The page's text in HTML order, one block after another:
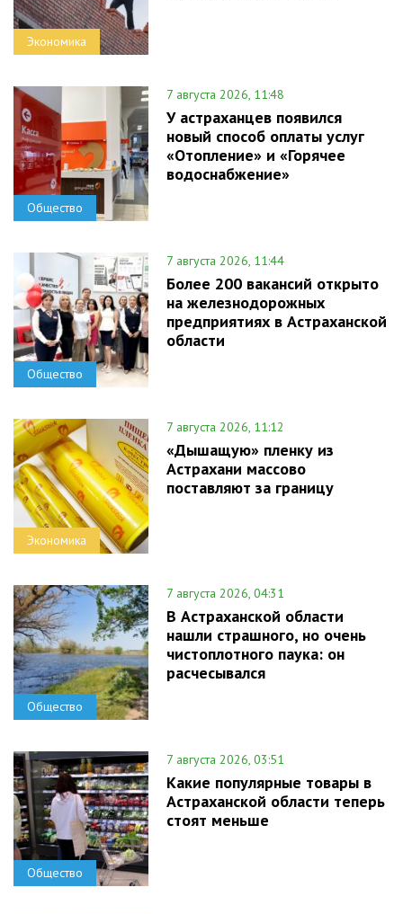
Экономика
Общество
7 августа 2026, 11:48
У астраханцев появился
новый способ оплаты услуг
«Отопление» и «Горячее
водоснабжение»
Общество
7 августа 2026, 11:44
Более 200 вакансий открыто
на железнодорожных
предприятиях в Астраханской
области
Экономика
7 августа 2026, 11:12
«Дышащую» пленку из
Астрахани массово
поставляют за границу
Общество
7 августа 2026, 04:31
В Астраханской области
нашли страшного, но очень
чистоплотного паука: он
расчесывался
Общество
7 августа 2026, 03:51
Какие популярные товары в
Астраханской области теперь
стоят меньше